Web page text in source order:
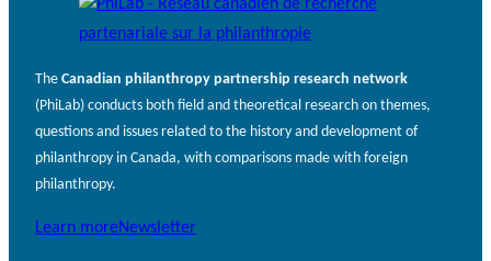
The Canadian philanthropy partnership research network
(PhiLab) conducts both field and theoretical research on themes,
questions and issues related to the history and development of
philanthropy in Canada, with comparisons made with foreign
philanthropy.
Learn moreNewsletter